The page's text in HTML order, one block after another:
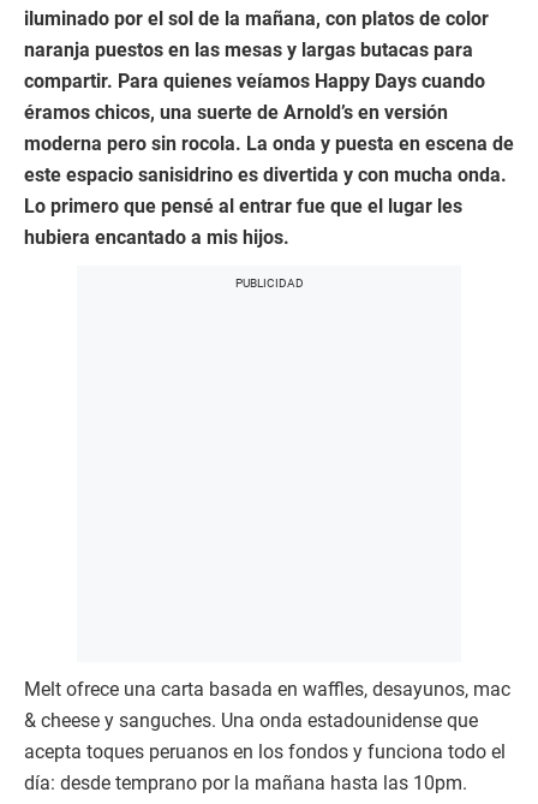
iluminado por el sol de la mañana, con platos de color
naranja puestos en las mesas y largas butacas para
compartir. Para quienes veíamos Happy Days cuando
éramos chicos, una suerte de Arnold’s en versión
moderna pero sin rocola. La onda y puesta en escena de
este espacio sanisidrino es divertida y con mucha onda.
Lo primero que pensé al entrar fue que el lugar les
hubiera encantado a mis hijos.
Melt ofrece una carta basada en waffles, desayunos, mac
& cheese y sanguches. Una onda estadounidense que
acepta toques peruanos en los fondos y funciona todo el
día: desde temprano por la mañana hasta las 10pm.